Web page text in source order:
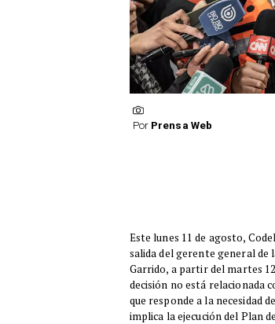
Por Prensa Web
Este lunes 11 de agosto,
salida del gerente general de
Garrido, a partir del martes
decisión no está relacionada
que responde a la necesidad
implica la ejecución del Plan